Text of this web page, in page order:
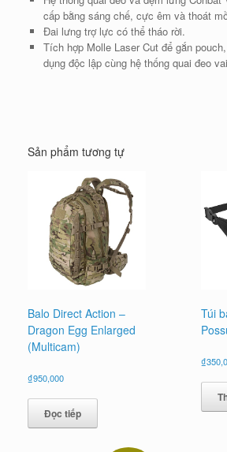
cấp bằng sáng chế, cực êm và thoát
Đai lưng trợ lực có thể tháo rời.
Tích hợp Molle Laser Cut để gắn
dụng độc lập cùng hệ thống quai đeo
Sản phẩm tương tự
Balo Direct Action –
Dragon Egg Enlarged
(Multicam)
₫950,000
Đọc tiếp
Túi
₫